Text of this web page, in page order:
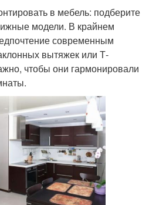
в мебель: подберите
модели. В крайнем
современным
вытяжек или Т-
чтобы они гармонировали